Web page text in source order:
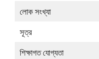
লোক সংখ্যা
সূত্র
শিক্ষাগত যোগ্যতা